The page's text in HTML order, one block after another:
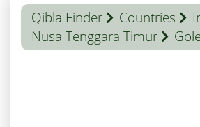
Qibla Finder Countries
Nusa Tenggara Timur